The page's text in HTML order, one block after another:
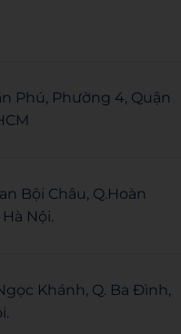
Phú, Phường 4, Quận
Bội Châu, Q.Hoàn
Nội.
Khánh, Q. Ba Đình,